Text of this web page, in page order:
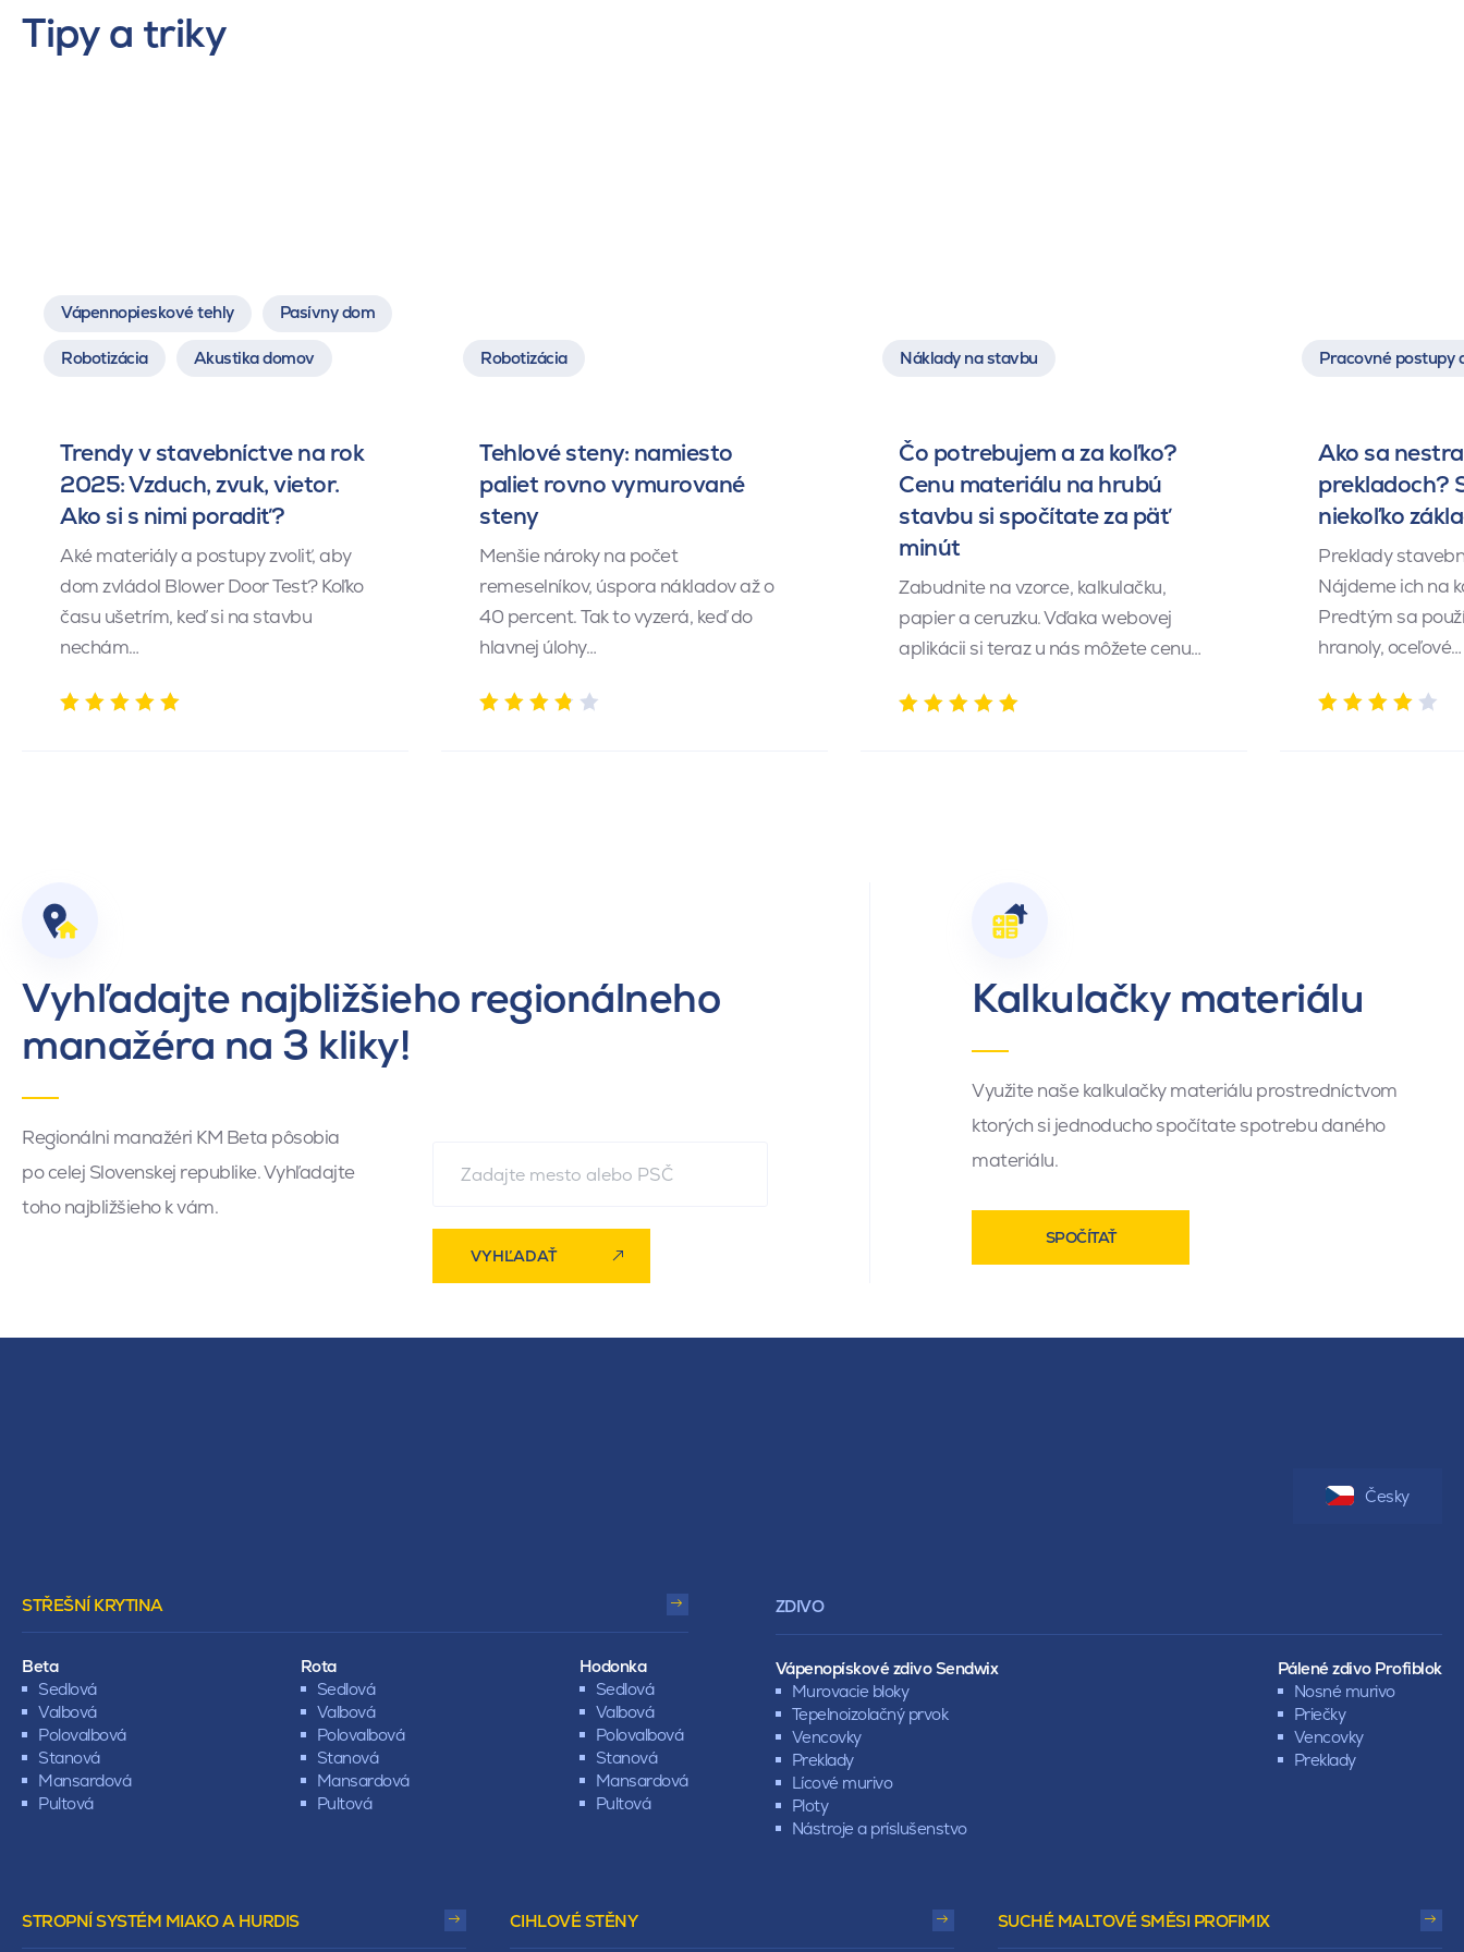
Tipy a triky
Vápennopieskové tehly Pasívny dom
Robotizácia Akustika domov
Trendy v stavebníctve na rok
2025: Vzduch, zvuk, vietor.
Ako si s nimi poradiť?
Aké materiály a postupy zvoliť, aby
dom zvládol Blower Door Test? Koľko
času ušetrím, keď si na stavbu
nechám…
Robotizácia
Tehlové steny: namiesto
paliet rovno vymurované
steny
Menšie nároky na počet
remeselníkov, úspora nákladov až o
40 percent. Tak to vyzerá, keď do
hlavnej úlohy…
Náklady na stavbu
Čo potrebujem a za koľko?
Cenu materiálu na hrubú
stavbu si spočítate za päť
minút
Zabudnite na vzorce, kalkulačku,
papier a ceruzku. Vďaka webovej
aplikácii si teraz u nás môžete cenu…
Pracovné postupy
Ako sa
prekladoch?
niekoľko
Preklady
Nájdeme ich na
Predtým sa
hranoly, oceľové…
Vyhľadajte najbližšieho regionálneho
manažéra na 3 kliky!
Regionálni manažéri KM Beta pôsobia
po celej Slovenskej republike. Vyhľadajte
toho najbližšieho k vám.
VYHĽADAŤ
Kalkulačky materiálu
Využite naše kalkulačky materiálu prostredníctvom
ktorých si jednoducho spočítate spotrebu daného
materiálu.
SPOČÍTAŤ
STŘEŠNÍ KRYTINA
Beta
Sedlová
Valbová
Polovalbová
Stanová
Mansardová
Pultová
Rota
Sedlová
Valbová
Polovalbová
Stanová
Mansardová
Pultová
Hodonka
Sedlová
Valbová
Polovalbová
Stanová
Mansardová
Pultová
ZDIVO
Vápenopískové zdivo Sendwix
Murovacie bloky
Tepelnoizolačný prvok
Vencovky
Preklady
Lícové murivo
Ploty
Nástroje a príslušenstvo
Pálené zdivo Profiblok
Nosné murivo
Priečky
Vencovky
Preklady
STROPNÍ SYSTÉM MIAKO A HURDIS CIHLOVÉ STĚNY SUCHÉ MALTOVÉ SMĚSI PROFIMIX
Česky